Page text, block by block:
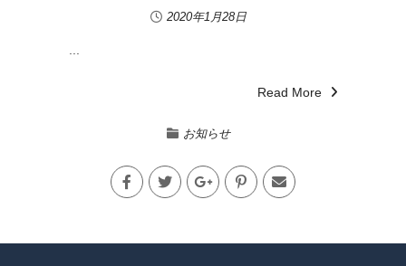
2020年1月28日
...
Read More
お知らせ